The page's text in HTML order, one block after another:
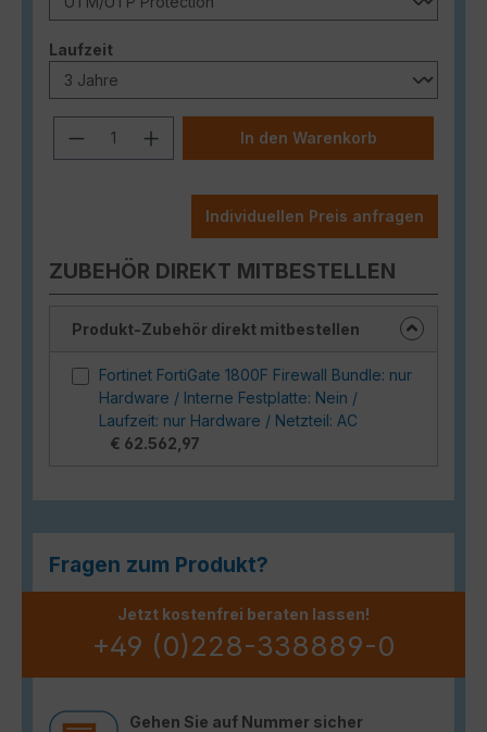
Laufzeitauswählen
Produkt Anzahl: Gib den
In den Warenkorb
Individuellen Preis anfragen
ZUBEHÖR DIREKT MITBESTELLEN
Produkt-Zubehör direkt mitbestellen
Fortinet FortiGate 1800F Firewall Bundle: nur
Hardware / Interne Festplatte: Nein /
Laufzeit: nur Hardware / Netzteil: AC
€ 62.562,97
Fragen zum Produkt?
Jetzt kostenfrei beraten lassen!
+49 (0)228-338889-0
Gehen Sie auf Nummer sicher